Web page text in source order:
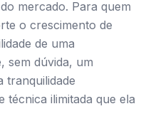
mercado. Para quem
o crescimento de
de uma
sem dúvida, um
tranquilidade
técnica ilimitada que ela